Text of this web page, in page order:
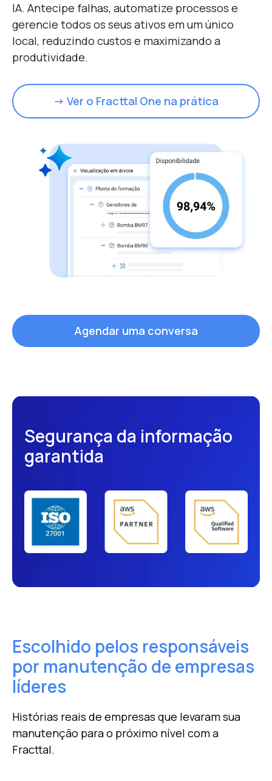
IA. Antecipe falhas, automatize processos e
gerencie todos os seus ativos em um único
local, reduzindo custos e maximizando a
produtividade.
→ Ver o Fracttal One na prática
Agendar uma conversa
Segurança da informação
garantida
Escolhido pelos responsáveis ​​
por manutenção de empresas
líderes
Histórias reais de empresas que levaram sua
manutenção para o próximo nível com a
Fracttal.